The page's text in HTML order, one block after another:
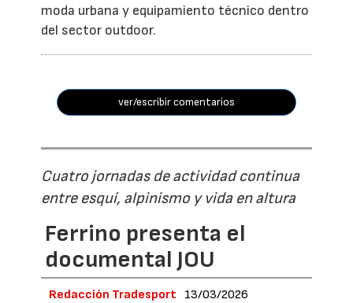
moda urbana y equipamiento técnico dentro
del sector outdoor.
ver/escribir comentarios
Cuatro jornadas de actividad continua
entre esquí, alpinismo y vida en altura
Ferrino presenta el
documental JOU
Redacción Tradesport 13/03/2026